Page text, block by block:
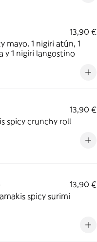
13,90 €
mayo, 1 nigiri atún, 1
y 1 nigiri langostino
13,90 €
spicy crunchy roll
13,90 €
spicy surimi